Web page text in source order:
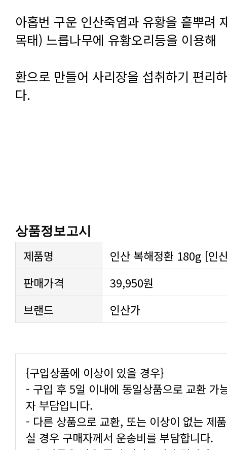
목태) 느릅나무에 유황오리등을 이용해
다.
상품정보고시
제품명
인산 복해정환 180g [인
판매가격
39,950원
브랜드
인산가
{구입상품에 이상이 있을 경우}
자 부담입니다.
실 경우 구매자께서 운송비를 부담합니다.